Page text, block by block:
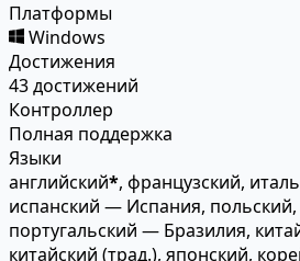
Платформы
Windows
Достижения
43 достижений
Контроллер
Полная поддержка
Языки
английский*, французский,
испанский — Испания, польский,
португальский — Бразилия,
китайский (трад.), японский,